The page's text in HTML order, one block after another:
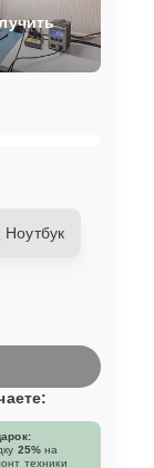
Ноутбук
25% на
техники